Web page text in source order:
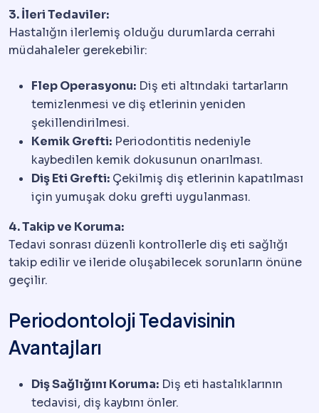
3. İleri Tedaviler:
Hastalığın ilerlemiş olduğu durumlarda cerrahi
müdahaleler gerekebilir:
Flep Operasyonu: Diş eti altındaki tartarların
temizlenmesi ve diş etlerinin yeniden
şekillendirilmesi.
Kemik Grefti: Periodontitis nedeniyle
kaybedilen kemik dokusunun onarılması.
Diş Eti Grefti: Çekilmiş diş etlerinin kapatılması
için yumuşak doku grefti uygulanması.
4. Takip ve Koruma:
Tedavi sonrası düzenli kontrollerle diş eti sağlığı
takip edilir ve ileride oluşabilecek sorunların önüne
geçilir.
Periodontoloji Tedavisinin
Avantajları
Diş Sağlığını Koruma: Diş eti hastalıklarının
tedavisi, diş kaybını önler.